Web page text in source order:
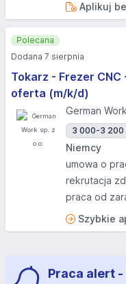
Aplikuj
Tokarz - Frezer
oferta (m/k/d)
German
3 000-3 200
Niemcy
umowa o
rekrutacja
praca od
Szybkie
Polecana
Dodana 7 sierpnia
Praca alert